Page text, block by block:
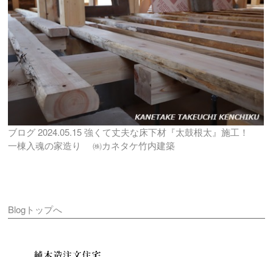
ブログ2024.05.15 強くて丈夫な床下材『太鼓根太』施工！
一棟入魂の家造り ㈱カネタケ竹内建築
Blogトップへ